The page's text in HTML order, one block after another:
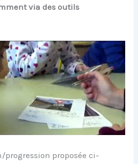
via des outils
proposée ci-